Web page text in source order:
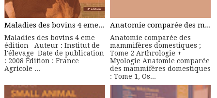
Maladies des bovins 4 eme édition - Manuel Pratique
Maladies des bovins 4 eme
édition Auteur : Institut de
l'élevage Date de publication
: 2008 Edition : France
Agricole ...
Anatomie comparée des mammifères domestiques ; Tome 2 Arthrologie + Myologie
Anatomie comparée des
mammifères domestiques ;
Tome 2 Arthrologie +
Myologie Anatomie comparée
des mammifères domestiques
: Tome 1, Os...